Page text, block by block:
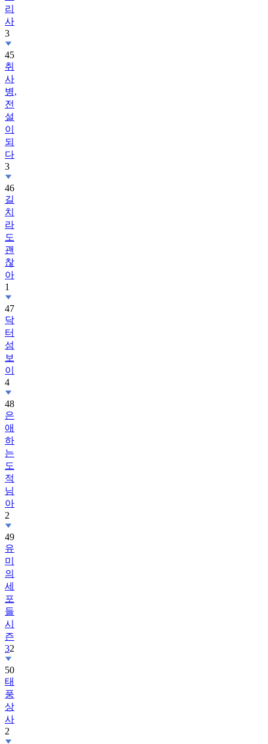
리
사
3
45
취
사
병,
전
설
이
되
다
3
46
길
치
라
도
괜
찮
아
1
47
닥
터
섬
보
이
4
48
은
애
하
는
도
적
님
아
2
49
유
미
의
세
포
들
시
즌
32
50
태
풍
상
사
2